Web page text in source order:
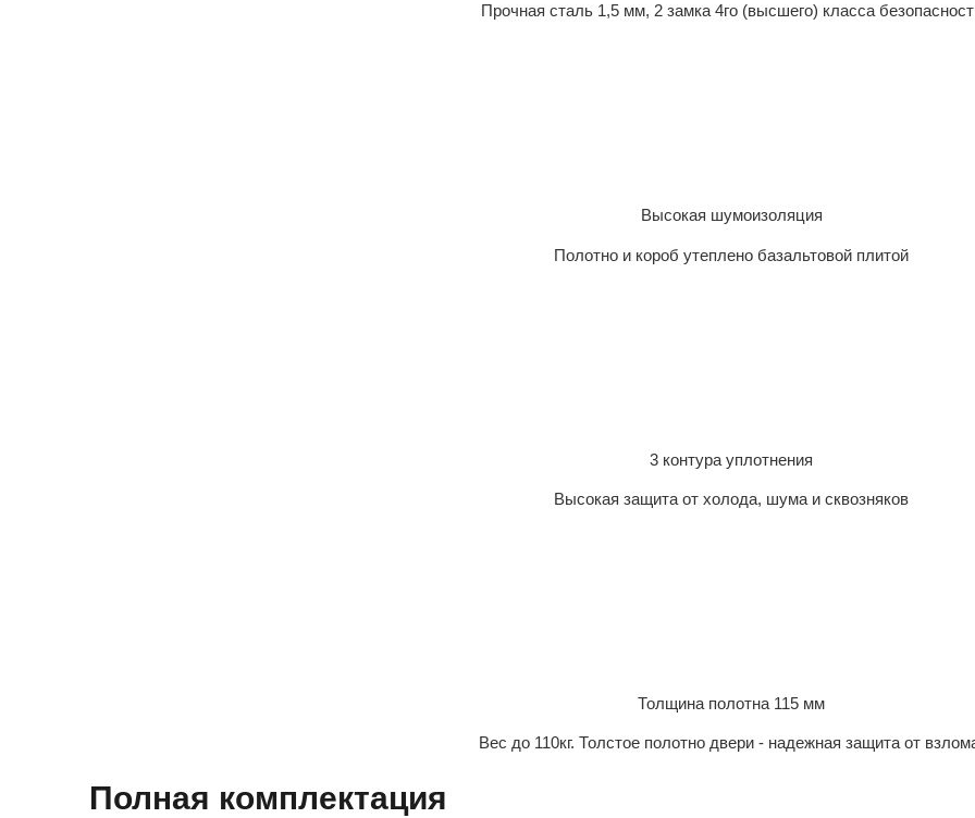
Прочная сталь 1,5 мм, 2 замка 4го (высшего) класса
Высокая шумоизоляция
Полотно и короб утеплено базальтовой плитой
3 контура уплотнения
Высокая защита от холода, шума и сквозняков
Толщина полотна 115 мм
Вес до 110кг. Толстое полотно двери - надежная защита от
Полная​ комплектация